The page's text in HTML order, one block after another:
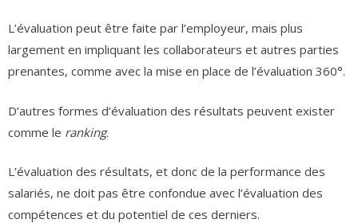
L’évaluation peut être faite par l’employeur, mais plus
largement en impliquant les collaborateurs et autres parties
prenantes, comme avec la mise en place de l’évaluation 360°.
D’autres formes d’évaluation des résultats peuvent exister
comme le ranking.
L’évaluation des résultats, et donc de la performance des
salariés, ne doit pas être confondue avec l’évaluation des
compétences et du potentiel de ces derniers.